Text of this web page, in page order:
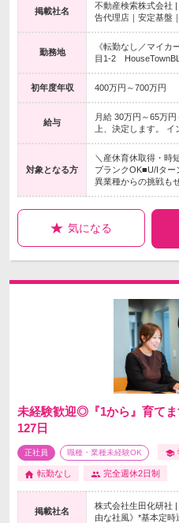
掲載社名
不動産検索株式会社
告代理店｜安定基盤
勤務地
《転勤なし／マイカ
目1‐2
初年度年収 400万円～700万円
給与
月給 30万円～65万
上、決定します。
対象となる方
＼産休育休取得・時
ブランクOK■U/Iター
異業種からの挑戦も
気になる
未経験歓迎◎『1から』育て
127日
正社員 職種・業種未経験OK
転勤なし 完全週休2日制
掲載社名
株式会社生田化研社
由な社風》*基本定時